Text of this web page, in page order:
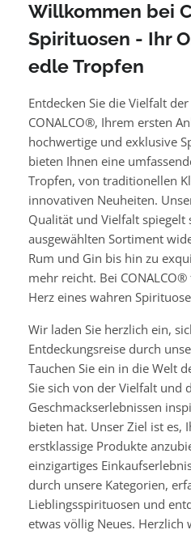
Willkommen bei
Spirituosen - Ihr
edle Tropfen
Entdecken Sie die Vielfalt
CONALCO®, Ihrem ersten
hochwertige und exklusive
bieten Ihnen eine
Tropfen, von traditionellen
innovativen Neuheiten.
Qualität und Vielfalt
ausgewählten Sortiment
Rum und Gin bis hin zu
mehr reicht. Bei
Herz eines wahren
Wir laden Sie herzlich ein,
Entdeckungsreise durch
Tauchen Sie ein in die Welt
Sie sich von der Vielfalt und
Geschmackserlebnissen
bieten hat. Unser Ziel ist es,
erstklassige Produkte
einzigartiges
durch unsere Kategorien,
Lieblingsspirituosen und
etwas völlig Neues.